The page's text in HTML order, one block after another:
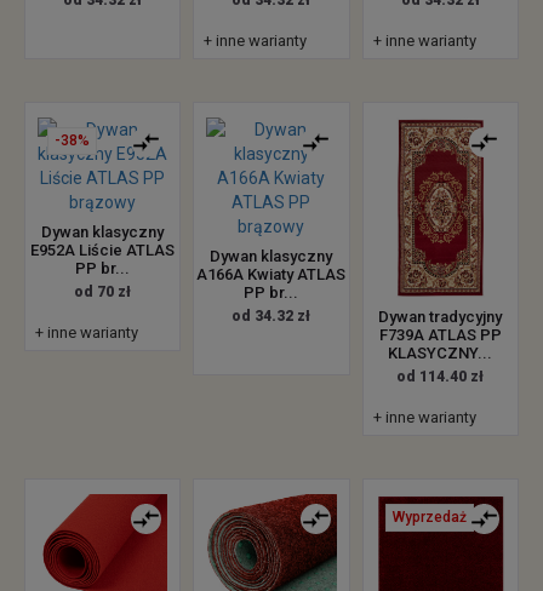
+ inne warianty + inne warianty
-38%
Dywan klasyczny
E952A Liście ATLAS
PP br...
od 70 zł
+ inne warianty
Dywan klasyczny
A166A Kwiaty ATLAS
PP br...
od 34.32 zł
Dywan tradycyjny
F739A ATLAS PP
KLASYCZNY...
od 114.40 zł
+ inne warianty
Wyprzedaż